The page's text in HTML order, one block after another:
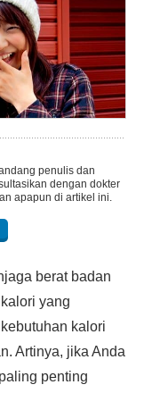
penulis dan
dengan dokter
apapun di artikel ini.
berat badan
yang
kalori
Artinya, jika Anda
penting